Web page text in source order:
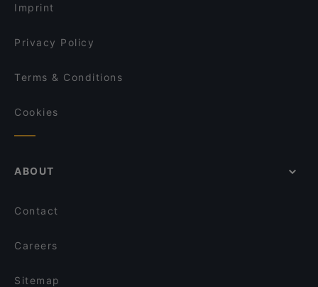
Café Bistro Baumhaus
Peperino
El Gaucho
Pino‘s Pizza Little Italy Barbarossaplatz
Imprint
Privacy Policy
Terms & Conditions
Cookies
ABOUT
Contact
Careers
Sitemap